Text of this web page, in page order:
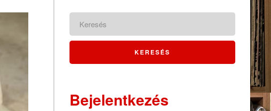
Bejelentkezés